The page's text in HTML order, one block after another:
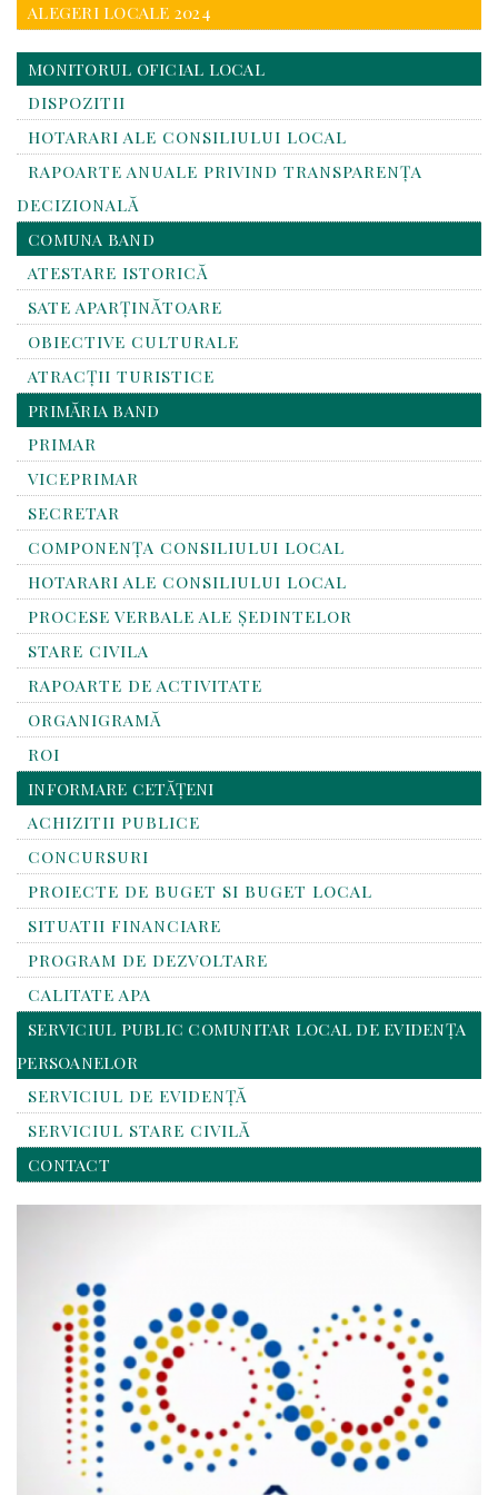
ALEGERI LOCALE 2024
MONITORUL OFICIAL LOCAL
DISPOZITII
HOTARARI ALE CONSILIULUI LOCAL
RAPOARTE ANUALE PRIVIND TRANSPARENŢA
DECIZIONALĂ
COMUNA BAND
ATESTARE ISTORICĂ
SATE APARȚINĂTOARE
OBIECTIVE CULTURALE
ATRACȚII TURISTICE
PRIMĂRIA BAND
PRIMAR
VICEPRIMAR
SECRETAR
COMPONENȚA CONSILIULUI LOCAL
HOTARARI ALE CONSILIULUI LOCAL
PROCESE VERBALE ALE ȘEDINTELOR
STARE CIVILA
RAPOARTE DE ACTIVITATE
ORGANIGRAMĂ
ROI
INFORMARE CETĂȚENI
ACHIZITII PUBLICE
CONCURSURI
PROIECTE DE BUGET SI BUGET LOCAL
SITUATII FINANCIARE
PROGRAM DE DEZVOLTARE
CALITATE APA
SERVICIUL PUBLIC COMUNITAR LOCAL DE EVIDENȚA
PERSOANELOR
SERVICIUL DE EVIDENȚĂ
SERVICIUL STARE CIVILĂ
CONTACT